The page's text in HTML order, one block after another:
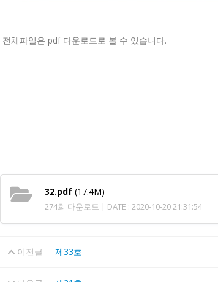
전체파일은 pdf 다운로드로 볼 수 있습니다.
32.pdf (17.4M)
274회 다운로드 | DATE : 2020-10-20 21:31:54
이전글 제33호